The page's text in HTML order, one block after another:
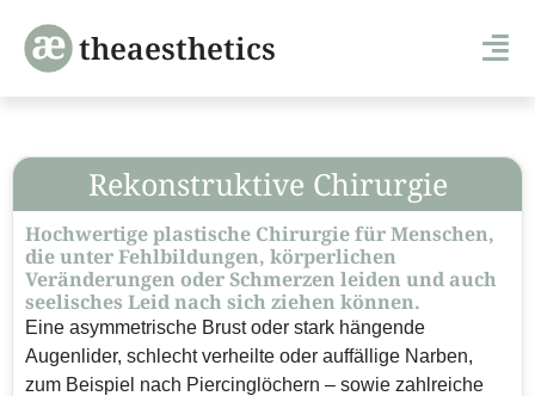
theaesthetics
Rekonstruktive Chirurgie
Hochwertige plastische Chirurgie für Menschen,
die unter Fehlbildungen, körperlichen
Veränderungen oder Schmerzen leiden und auch
seelisches Leid nach sich ziehen können.
Eine asymmetrische Brust oder stark hängende
Augenlider, schlecht verheilte oder auffällige Narben,
zum Beispiel nach Piercinglöchern – sowie zahlreiche